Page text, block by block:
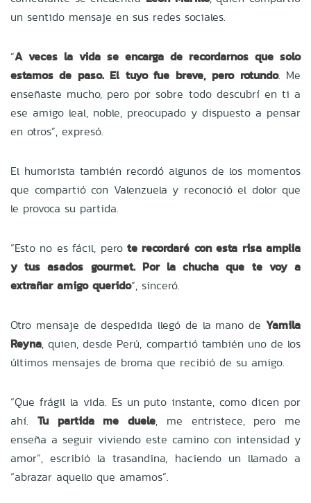
un sentido mensaje en sus redes sociales.
“A veces la vida se encarga de recordarnos que solo
estamos de paso. El tuyo fue breve, pero rotundo. Me
enseñaste mucho, pero por sobre todo descubrí en ti a
ese amigo leal, noble, preocupado y dispuesto a pensar
en otros”, expresó.
El humorista también recordó algunos de los momentos
que compartió con Valenzuela y reconoció el dolor que
le provoca su partida.
“Esto no es fácil, pero te recordaré con esta risa amplia
y tus asados gourmet. Por la chucha que te voy a
extrañar amigo querido“, sinceró.
Otro mensaje de despedida llegó de la mano de Yamila
Reyna, quien, desde Perú, compartió también uno de los
últimos mensajes de broma que recibió de su amigo.
“Que frágil la vida. Es un puto instante, como dicen por
ahí.
Tu partida me duele, me entristece, pero me
enseña a seguir viviendo este camino con intensidad y
amor”, escribió la trasandina, haciendo un llamado a
“abrazar aquello que amamos”.